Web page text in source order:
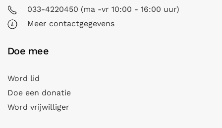
033-4220450 (ma -vr 10:00 - 16:00 uur)
Meer contactgegevens
Doe mee
Word lid
Doe een donatie
Word vrijwilliger